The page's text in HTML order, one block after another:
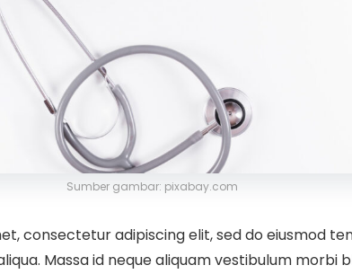
Sumber gambar: pixabay.com
consectetur adipiscing elit, sed do eiusmod
Massa id neque aliquam vestibulum morbi